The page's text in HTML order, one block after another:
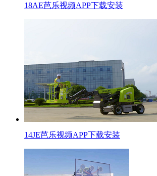
18AE芭乐视频APP下载安装
14JE芭乐视频APP下载安装